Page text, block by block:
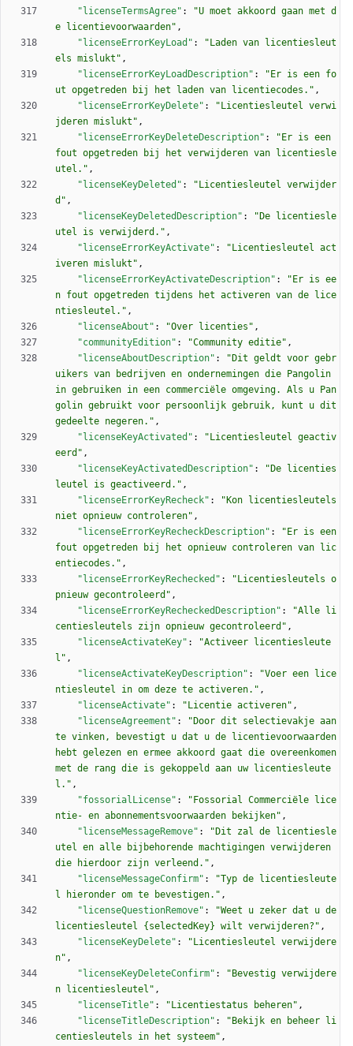
"licenseTermsAgree" :
"U moet akkoord gaan met d
e licentievoorwaarden" ,
"licenseErrorKeyLoad" :
"Laden van licentiesleut
els mislukt" ,
"licenseErrorKeyLoadDescription" :
"Er is een fo
ut opgetreden bij het laden van licentiecodes." ,
"licenseErrorKeyDelete" :
"Licentiesleutel verwi
jderen mislukt" ,
"licenseErrorKeyDeleteDescription" :
"Er is een
fout opgetreden bij het verwijderen van licentiesle
utel." ,
"licenseKeyDeleted" :
"Licentiesleutel verwijder
d" ,
"licenseKeyDeletedDescription" :
"De licentiesle
utel is verwijderd." ,
"licenseErrorKeyActivate" :
"Licentiesleutel act
iveren mislukt" ,
"licenseErrorKeyActivateDescription" :
"Er is ee
n fout opgetreden tijdens het activeren van de lice
ntiesleutel." ,
"licenseAbout" : "Over licenties" ,
"communityEdition" : "Community editie" ,
"licenseAboutDescription" :
"Dit geldt voor gebr
uikers van bedrijven en ondernemingen die Pangolin
in gebruiken in een commerciële omgeving. Als u Pan
golin gebruikt voor persoonlijk gebruik, kunt u dit
gedeelte negeren." ,
"licenseKeyActivated" :
"Licentiesleutel geactiv
eerd" ,
"licenseKeyActivatedDescription" :
"De licenties
leutel is geactiveerd." ,
"licenseErrorKeyRecheck" :
"Kon licentiesleutels
niet opnieuw controleren" ,
"licenseErrorKeyRecheckDescription" :
"Er is een
fout opgetreden bij het opnieuw controleren van lic
entiecodes." ,
"licenseErrorKeyRechecked" :
"Licentiesleutels o
pnieuw gecontroleerd" ,
"licenseErrorKeyRecheckedDescription" :
"Alle li
centiesleutels zijn opnieuw gecontroleerd" ,
"licenseActivateKey" :
"Activeer licentiesleute
l" ,
"licenseActivateKeyDescription" :
"Voer een lice
ntiesleutel in om deze te activeren." ,
"licenseActivate" : "Licentie activeren" ,
"licenseAgreement" :
"Door dit selectievakje aan
te vinken, bevestigt u dat u de licentievoorwaarden
hebt gelezen en ermee akkoord gaat die overeenkomen
met de rang die is gekoppeld aan uw licentiesleute
l." ,
"fossorialLicense" :
"Fossorial Commerciële lice
ntie- en abonnementsvoorwaarden bekijken" ,
"licenseMessageRemove" :
"Dit zal de licentiesle
utel en alle bijbehorende machtigingen verwijderen
die hierdoor zijn verleend." ,
"licenseMessageConfirm" :
"Typ de licentiesleute
l hieronder om te bevestigen." ,
"licenseQuestionRemove" :
"Weet u zeker dat u de
licentiesleutel {selectedKey} wilt verwijderen?" ,
"licenseKeyDelete" :
"Licentiesleutel verwijdere
n" ,
"licenseKeyDeleteConfirm" :
"Bevestig verwijdere
n licentiesleutel" ,
"licenseTitle" : "Licentiestatus beheren" ,
"licenseTitleDescription" :
"Bekijk en beheer li
centiesleutels in het systeem" ,